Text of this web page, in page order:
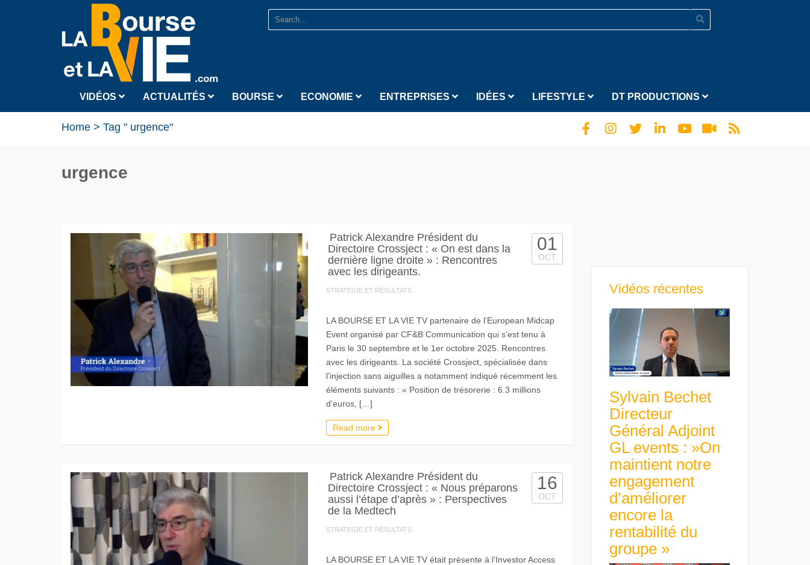
VIDÉOS ACTUALITÉS BOURSE ECONOMIE ENTREPRISES IDÉES LIFESTYLE DT PRODUCTIONS
Home > Tag " urgence"
urgence
Patrick Alexandre Président du
Directoire Crossject : « On est dans la
dernière ligne droite » : Rencontres
avec les dirigeants.
STRATEGIE ET RÉSULTATS
01
OCT
LA BOURSE ET LA VIE TV partenaire de l’European Midcap
Event organisé par CF&B Communication qui s’est tenu à
Paris le 30 septembre et le 1er octobre 2025. Rencontres
avec les dirigeants. La société Crossject, spécialisée dans
l’injection sans aiguilles a notamment indiqué récemment les
éléments suivants : « Position de trésorerie : 6.3 millions
d’euros, […]
Read more
Patrick Alexandre Président du
Directoire Crossject : « Nous préparons
aussi l’étape d’après » : Perspectives
de la Medtech
STRATEGIE ET RÉSULTATS
16
OCT
LA BOURSE ET LA VIE TV était présente à l’Investor Access
Vidéos récentes
Sylvain Bechet
Directeur
Général Adjoint
GL events : »On
maintient notre
engagement
d’améliorer
encore la
rentabilité du
groupe »